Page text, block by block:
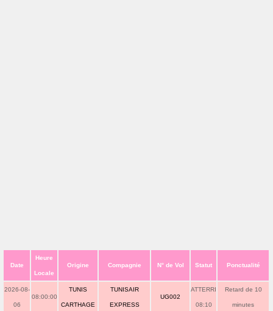
Date
Heure
Locale
Origine Compagnie N° de Vol Statut Ponctualité
2026-08-
06
08:00:00
TUNIS
CARTHAGE
TUNISAIR
EXPRESS
UG002
ATTERRI
08:10
Retard de 10
minutes